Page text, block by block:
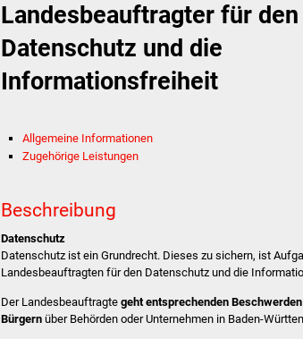
Landesbeauftragter für den
Datenschutz und die
Informationsfreiheit
Allgemeine Informationen
Zugehörige Leistungen
Beschreibung
Datenschutz
Datenschutz ist ein Grundrecht. Dieses zu sichern, ist
Landesbeauftragten für den Datenschutz und die
Der Landesbeauftragte geht entsprechenden
Bürgern über Behörden oder Unternehmen in Baden-